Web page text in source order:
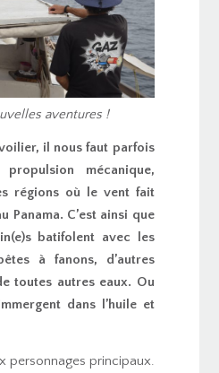
aventures !
il nous faut parfois
mécanique,
régions où le vent fait
Panama. C’est ainsi que
batifolent avec les
à fanons, d’autres
toutes autres eaux. Ou
dans l’huile et
personnages principaux.